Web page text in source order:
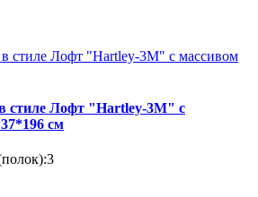
стиле Лофт "Hartley-3M" с
см
3